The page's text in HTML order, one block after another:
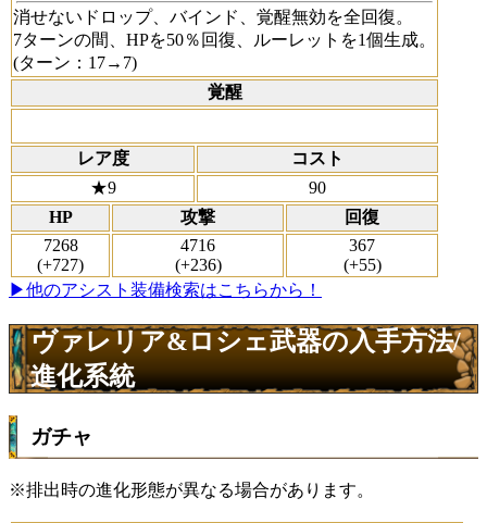
消せないドロップ、バインド、覚醒無効を全回復。
7ターンの間、HPを50％回復、ルーレットを1個生成。
(ターン：17→7)
覚醒
レア度
コスト
★9
90
HP
攻撃
回復
7268
(+727)
4716
(+236)
367
(+55)
▶他のアシスト装備検索はこちらから！
ヴァレリア&ロシェ武器の入手方法/
進化系統
ガチャ
※排出時の進化形態が異なる場合があります。